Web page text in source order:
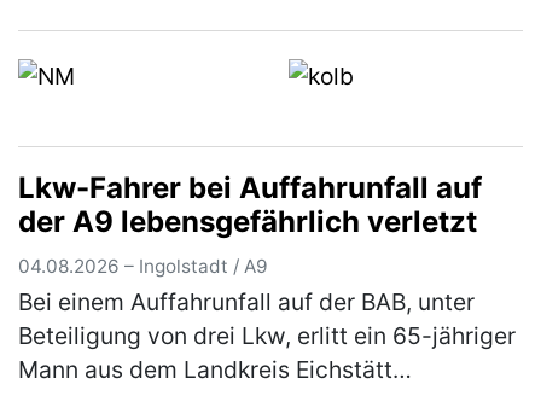
(mehr)
Lkw-Fahrer bei Auffahrunfall auf
der A9 lebensgefährlich verletzt
04.08.2026 – Ingolstadt / A9
Bei einem Auffahrunfall auf der BAB, unter
Beteiligung von drei Lkw, erlitt ein 65-jähriger
Mann aus dem Landkreis Eichstätt